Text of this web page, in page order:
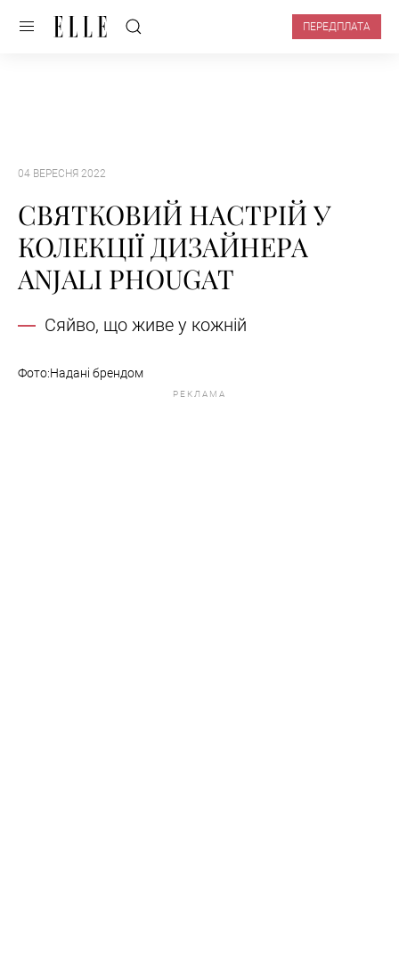
ПЕРЕДПЛАТА
04 ВЕРЕСНЯ 2022
СВЯТКОВИЙ НАСТРІЙ У
КОЛЕКЦІЇ ДИЗАЙНЕРА
ANJALI PHOUGAT
Сяйво, що живе у кожній
Фото:Надані брендом
РЕКЛАМА